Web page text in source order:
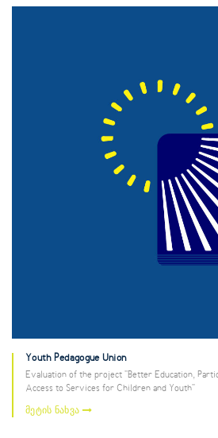
Youth Pedagogue Union
Evaluation of the project "Better Education,
Access to Services for Children and Youth"
მეტის ნახვა